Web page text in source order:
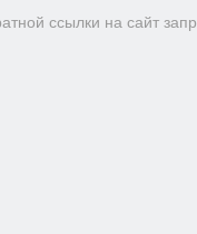
ссылки на сайт